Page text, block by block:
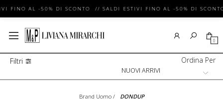
FINO AL -50% DI SCONTO // SALDI ESTIVI FINO AL -50% DI
0
Filtri Ordina Per
Brand Uomo/ DONDUP